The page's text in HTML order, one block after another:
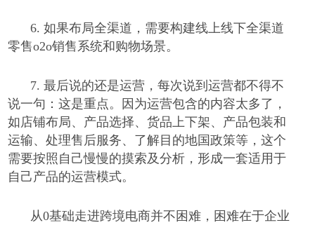
6.如果布局全渠道，需要构建线上线下全渠道
零售o2o销售系统和购物场景。
7.最后说的还是运营，每次说到运营都不得不
说一句：这是重点。因为运营包含的内容太多了，
如店铺布局、产品选择、货品上下架、产品包装和
运输、处理售后服务、了解目的地国政策等，这个
需要按照自己慢慢的摸索及分析，形成一套适用于
自己产品的运营模式。
从0基础走进跨境电商并不困难，困难在于企业